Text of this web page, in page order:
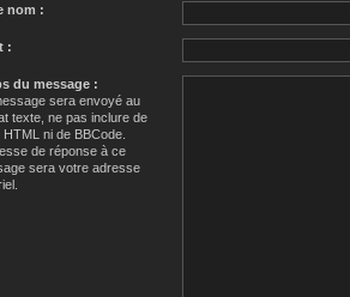
nom :
:
du message :
sera envoyé au
texte, ne pas inclure de
ni de BBCode.
de réponse à ce
sera votre adresse